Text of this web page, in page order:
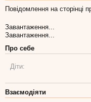
Повідомлення на сторінці
Завантаження...
Завантаження...
Про себе
Діти:
Взаємодіяти